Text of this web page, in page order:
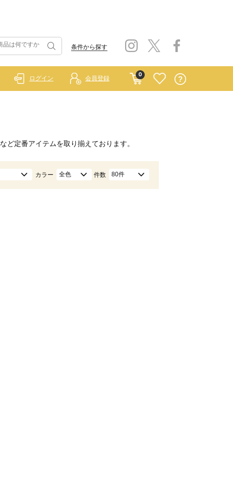
条件から探す
0
ログイン 会員登録
など定番アイテムを取り揃えております。
カラー 全色 件数 80件